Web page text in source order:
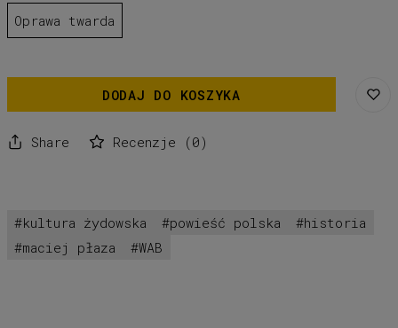
Oprawa twarda
DODAJ DO KOSZYKA
Share Recenzje (0)
kultura żydowska powieść polska
historia
maciej płaza
WAB